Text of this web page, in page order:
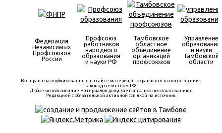
Федерация
Независимых
Профсоюзов
России
Профсоюз
работников
народного
образования
и науки РФ
Тамбовское
областное
объединение
организаций
профсоюзов
Управление
образования
и науки
Тамбовской
области
Все права на опубликованные на сайте материалы охраняются в соответствии с
законодательством РФ.
Любое использование материалов допускается только по согласованию с
Редакцией с обязательной активной ссылкой на источник.